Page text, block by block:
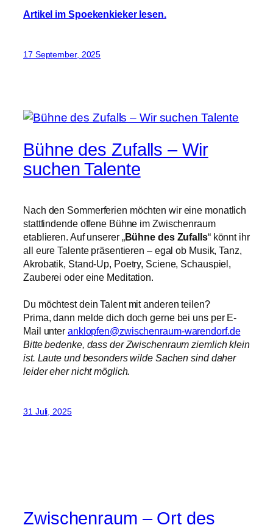
Artikel im Spoekenkieker lesen.
17 September, 2025
Bühne des Zufalls – Wir
suchen Talente
Nach den Sommerferien möchten wir eine monatlich
stattfindende offene Bühne im Zwischenraum
etablieren. Auf unserer „Bühne des Zufalls“ könnt ihr
all eure Talente präsentieren – egal ob Musik, Tanz,
Akrobatik, Stand-Up, Poetry, Sciene, Schauspiel,
Zauberei oder eine Meditation.
Du möchtest dein Talent mit anderen teilen?
Prima, dann melde dich doch gerne bei uns per E-
Mail unter anklopfen@zwischenraum-warendorf.de
Bitte bedenke, dass der Zwischenraum ziemlich klein
ist. Laute und besonders wilde Sachen sind daher
leider eher nicht möglich.
31 Juli, 2025
Zwischenraum – Ort des